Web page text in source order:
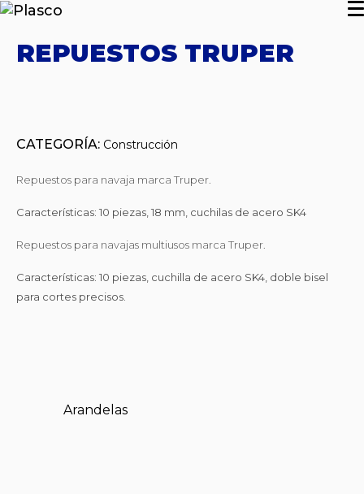
REPUESTOS TRUPER
CATEGORÍA: Construcción
Repuestos para navaja marca Truper.
Características: 10 piezas, 18 mm, cuchilas de acero SK4
Repuestos para navajas multiusos marca Truper.
Características: 10 piezas, cuchilla de acero SK4, doble bisel
para cortes precisos.
Arandelas